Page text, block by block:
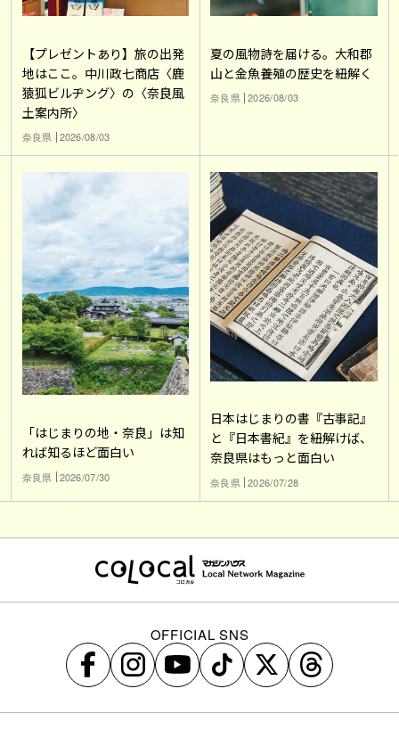
【プレゼントあり】旅の出発
地はここ。中川政七商店〈鹿
猿狐ビルヂング〉の〈奈良風
土案内所〉
奈良県 2026/08/03
夏の風物詩を届ける。大和郡
山と金魚養殖の歴史を紐解く
奈良県 2026/08/03
「はじまりの地・奈良」は知
れば知るほど面白い
奈良県 2026/07/30
日本はじまりの書『古事記』
と『日本書紀』を紐解けば、
奈良県はもっと面白い
奈良県 2026/07/28
OFFICIAL SNS